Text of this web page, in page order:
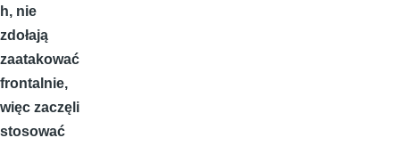
h, nie
zdołają
zaatakować
frontalnie,
więc zaczęli
stosować